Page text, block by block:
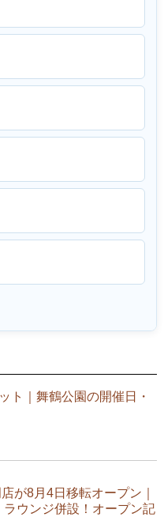
ト｜舞鶴公園の開催日・
が8月4日移転オープン｜
ウンジ併設！オープン記